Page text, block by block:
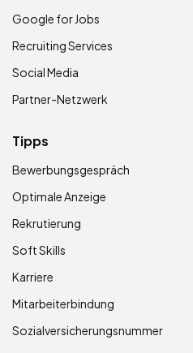
Google for Jobs
Recruiting Services
Social Media
Partner-Netzwerk
Tipps
Bewerbungsgespräch
Optimale Anzeige
Rekrutierung
Soft Skills
Karriere
Mitarbeiterbindung
Sozialversicherungsnummer